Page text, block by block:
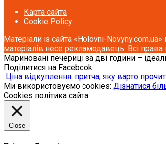
Карта сайта
Cookie Policy
Матеріали із сайта «Holovni-
матеріалів несе рекламодавець. Всі
Мариновані печериці за дві години –
Поділитися на Facebook
Ціна відкуплення: притча, яку варто
Ми використовуємо cookies: Дізнатися
Cookies політика сайта
Close